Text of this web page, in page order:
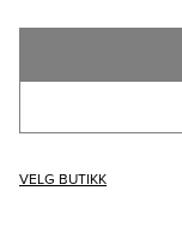
VELG BUTIKK